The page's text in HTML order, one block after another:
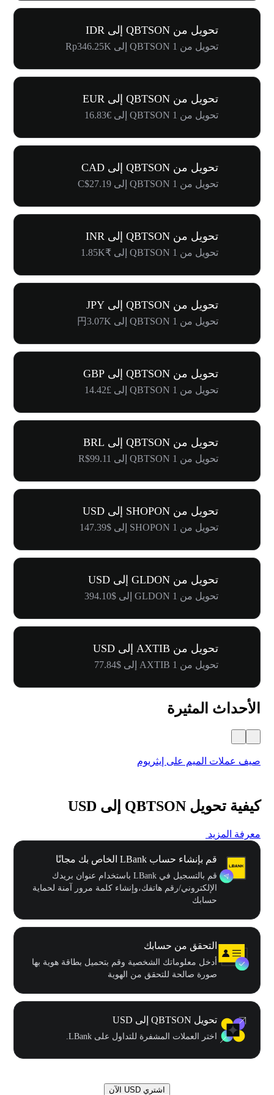
تحويل من QBTSON إلى IDR
تحويل من 1 QBTSON إلى Rp346.25K
تحويل من QBTSON إلى EUR
تحويل من 1 QBTSON إلى €16.83
تحويل من QBTSON إلى CAD
تحويل من 1 QBTSON إلى C$27.19
تحويل من QBTSON إلى INR
تحويل من 1 QBTSON إلى ₹1.85K
تحويل من QBTSON إلى JPY
تحويل من 1 QBTSON إلى 円3.07K
تحويل من QBTSON إلى GBP
تحويل من 1 QBTSON إلى £14.42
تحويل من QBTSON إلى BRL
تحويل من 1 QBTSON إلى R$99.11
تحويل من SHOPON إلى USD
تحويل من 1 SHOPON إلى $147.39
تحويل من GLDON إلى USD
تحويل من 1 GLDON إلى $394.10
تحويل من AXTIB إلى USD
تحويل من 1 AXTIB إلى $77.84
الأحداث المثيرة
صيف عملات الميم على إيثريوم
كيفية تحويل QBTSON إلى USD
معرفة المزيد
قم بإنشاء حساب LBank الخاص بك مجانًا
قم بالتسجيل في LBank باستخدام عنوان بريدك
الإلكتروني/رقم هاتفك،وإنشاء كلمة مرور آمنة لحماية
حسابك
التحقق من حسابك
أدخل معلوماتك الشخصية وقم بتحميل بطاقة هوية بها
صورة صالحة للتحقق من الهوية
تحويل QBTSON إلى USD
اختر العملات المشفرة للتداول على LBank.
اشتري USD الآن